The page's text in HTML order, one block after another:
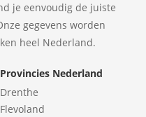
je eenvoudig de juiste
gegevens worden
heel Nederland.
Provincies Nederland
Drenthe
Flevoland